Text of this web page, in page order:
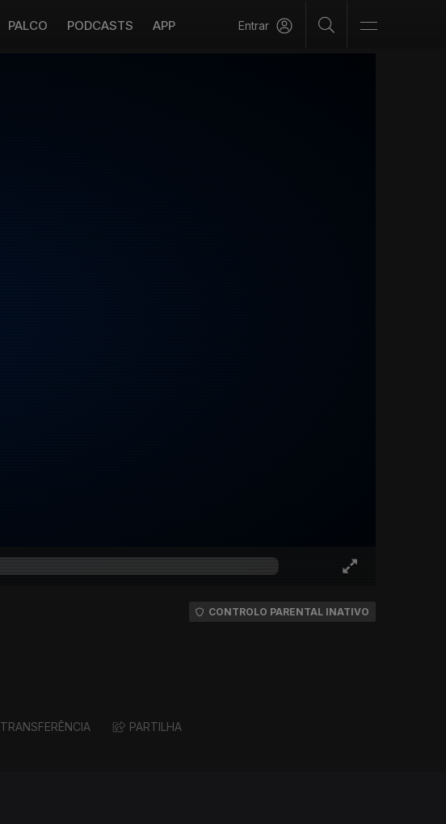
PALCO PODCASTS APP Entrar
CONTROLO PARENTAL INATIVO
TRANSFERÊNCIA PARTILHA